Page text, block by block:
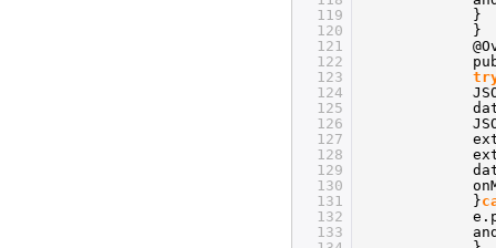
119
120
121
122
123
124
125
126
127
128
129
130
131
132
133
}
}
}